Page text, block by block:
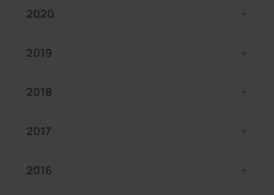
2020
2019
2018
2017
2016